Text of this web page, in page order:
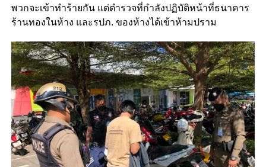
พวกจะเข้าทำร้ายกัน แต่ตำรวจที่กำลังปฏิบัติหน้าที่ธนาคาร
ร้านทองในห้าง และรปภ. ของห้างได้เข้าห้ามปราม